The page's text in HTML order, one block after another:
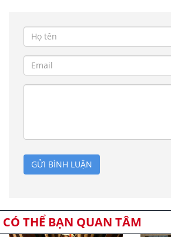
GỬI BÌNH LUẬN
CÓ THỂ BẠN QUAN TÂM